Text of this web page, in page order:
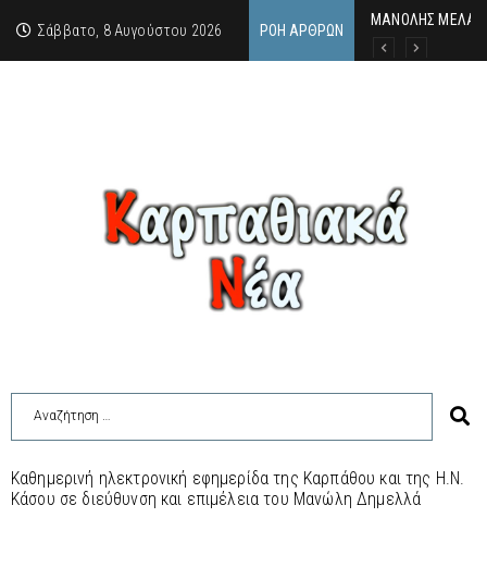
Σάββατο, 8 Αυγούστου 2026 ΡΟΉ ΆΡΘΡΩΝ
MΑΝΟΛΗΣ ΜΕΛΑΣ:
ΕΚΔΗΛΩΣΗ ΤΙΜΗΣ
Κάθε καλοκαίρι
Καθημερινή ηλεκτρονική εφημερίδα της Καρπάθου και της Η.Ν.
Κάσου σε διεύθυνση και επιμέλεια του Μανώλη Δημελλά